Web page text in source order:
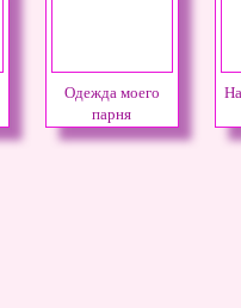
Одежда моего
парня